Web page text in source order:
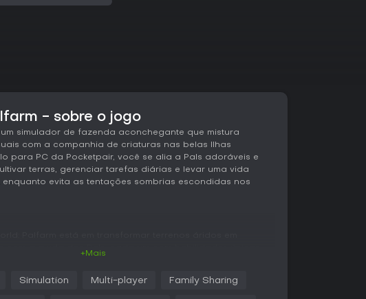
- sobre o jogo
um simulador de fazenda aconchegante que mistura
com a companhia de criaturas nas belas Ilhas
para PC da Pocketpair, você se alia a Pals adoráveis e
terras, gerenciar tarefas diárias e levar uma vida
enquanto evita as tentações sombrias escondidas nos
hábeis. Além da agricultura, o jogo envolve criar laços
+Mais
Simulation Multi-player Family Sharing